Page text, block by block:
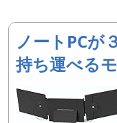
ノートPCが
持ち運べる